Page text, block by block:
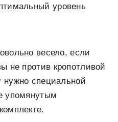
уровень
весело, если
не против кропотливой
нужно специальной
упомянутым